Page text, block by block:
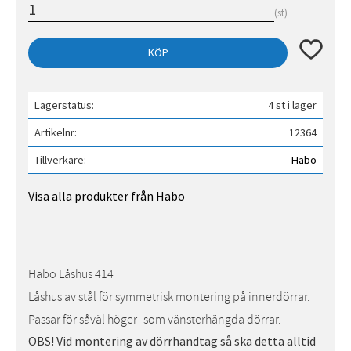
st
KÖP Lägg till
Lagerstatus
4 st i lager
Artikelnr
12364
Tillverkare
Habo
Visa alla produkter från Habo
Habo Låshus 414
Låshus av stål för symmetrisk montering på innerdörrar.
Passar för såväl höger- som vänsterhängda dörrar.
OBS! Vid montering av dörrhandtag så ska detta alltid